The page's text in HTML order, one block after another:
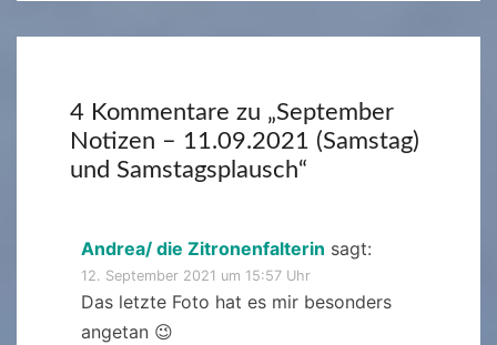
4 Kommentare zu „September
Notizen – 11.09.2021 (Samstag)
und Samstagsplausch“
Andrea/ die Zitronenfalterin sagt:
12. September 2021 um 15:57 Uhr
Das letzte Foto hat es mir besonders
angetan 😉